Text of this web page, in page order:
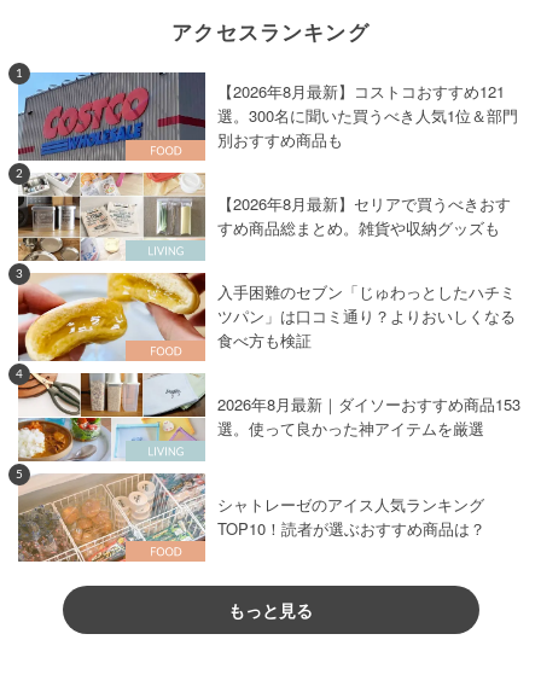
アクセスランキング
1
【2026年8月最新】コストコおすすめ121
選。300名に聞いた買うべき人気1位＆部門
別おすすめ商品も
2
【2026年8月最新】セリアで買うべきおす
すめ商品総まとめ。雑貨や収納グッズも
3
入手困難のセブン「じゅわっとしたハチミ
ツパン」は口コミ通り？よりおいしくなる
食べ方も検証
4
2026年8月最新｜ダイソーおすすめ商品153
選。使って良かった神アイテムを厳選
5
シャトレーゼのアイス人気ランキング
TOP10！読者が選ぶおすすめ商品は？
もっと見る